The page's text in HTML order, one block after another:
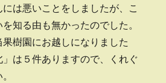
は悪いことをしましたが、こ
知る由も無かったのでした。
樹園にお越しになりました
は５件ありますので、くれぐ